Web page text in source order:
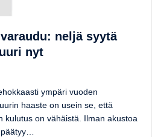
neljä syytä
nyt
ympäri vuoden
haaste on usein se, että
kulutus on vähäistä. Ilman akustoa